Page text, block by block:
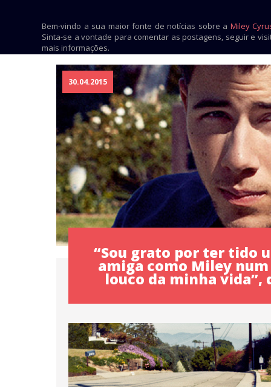
Bem-vindo a sua maior fonte de notícias sobre a Miley
Sinta-se a vontade para comentar as postagens, seguir e
mais informações.
30.04.2015
“Sou grato por ter tido
amiga como Miley
louco da minha vida”,